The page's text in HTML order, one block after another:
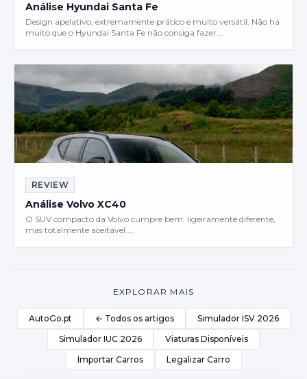
Análise Hyundai Santa Fe
Design apelativo, extremamente prático e muito versátil. Não há
muito que o Hyundai Santa Fe não consiga fazer....
REVIEW
Análise Volvo XC40
O SUV compacto da Volvo cumpre bem: ligeiramente diferente,
mas totalmente aceitável....
EXPLORAR MAIS
AutoGo.pt ← Todos os artigos
Simulador ISV 2026
Simulador IUC 2026
Viaturas Disponíveis
Importar Carros
Legalizar Carro